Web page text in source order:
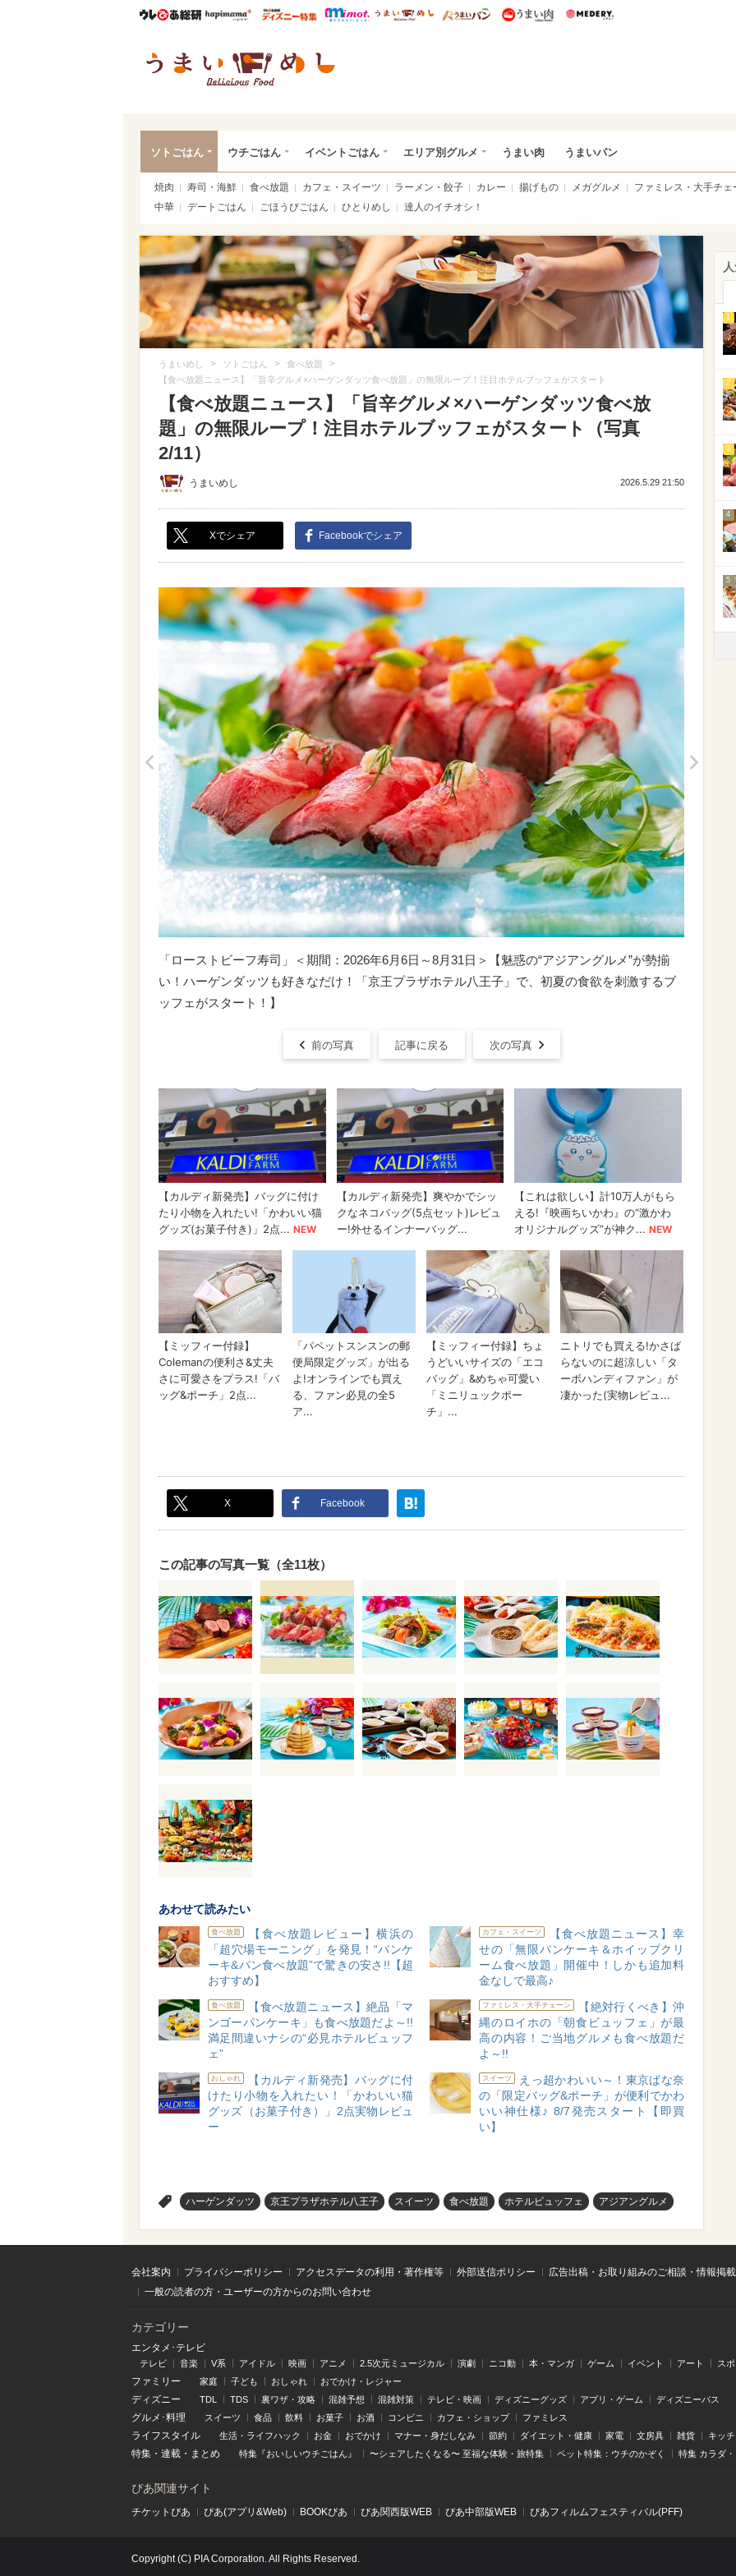
ウレぴあ総研ハピママ* ウレぴあ総研 ディズニー特集
mimot. うまいめし うまいパン うまい肉
ソトごはん ウチごはん イベントごはん エリア別グルメ うまい肉 うまいパン
焼肉 寿司・海鮮 食べ放題 カフェ・スイーツ ラーメン・餃子 カレー 揚げもの メガグルメ
ファミレス・大手チェ
中華
デートごはん ごほうびごはん ひとりめし 達人のイチオシ！
うまいめし > ソトごはん > 食べ放題 >
【食べ放題ニュース】「旨辛グルメ×ハーゲンダッツ食べ放題」の無限ループ！注目ホテルブッフェがスタート
【食べ放題ニュース】「旨辛グルメ×ハーゲンダッツ食べ放
題」の無限ループ！注目ホテルブッフェがスタート（写真
2/11）
うまいめし 2026.5.29 21:50
Xでシェア Facebookでシェア
「​​​ローストビーフ寿司」＜期間：2026年6月6日～8月31日＞【魅惑の“アジアングルメ”が勢揃
い！ハーゲンダッツも好きなだけ！「京王プラザホテル八王子」で、初夏の食欲を刺激するブ
ッフェがスタート！】
前の写真 記事に戻る 次の写真
X Facebook
この記事の写真一覧（全11枚）
あわせて読みたい
食べ放題
【食べ放題レビュー】横浜の
「超穴場モーニング」を発見！“パンケ
ーキ&パン食べ放題”で驚きの安さ!!【超
おすすめ】
カフェ・スイーツ
【食べ放題ニュース】幸
せの「無限パンケーキ＆ホイップクリ
ーム食べ放題」開催中！しかも追加料
金なしで最高♪
食べ放題
【食べ放題ニュース】絶品「マ
ンゴーパンケーキ」も食べ放題だよ～!!
満足間違いナシの“必見ホテルビュッフ
ェ”
ファミレス・大手チェーン
【絶対行くべき】沖
縄のロイホの「朝食ビュッフェ」が最
高の内容！ご当地グルメも食べ放題だ
よ～!!
おしゃれ
【カルディ新発売】バッグに付
けたり小物を入れたい！「かわいい猫
グッズ（お菓子付き）」2点実物レビュ
ー
スイーツ
えっ超かわいい～！東京ばな奈
の「限定バッグ&ポーチ」が便利でかわ
いい神仕様♪ 8/7発売スタート【即買
い】
ハーゲンダッツ 京王プラザホテル八王子 スイーツ 食べ放題 ホテルビュッフェ アジアングルメ
1
2
3
4
5
会社案内 プライバシーポリシー アクセスデータの利用・著作権等 外部送信ポリシー
広告出稿・お取り組みのご相談・情報掲
一般の読者の方・ユーザーの方からのお問い合わせ
カテゴリー
エンタメ･テレビ
テレビ 音楽 V系 アイドル 映画 アニメ 2.5次元ミュージカル 演劇 ニコ動 本・マンガ ゲーム イベント アート ス
ファミリー 家庭 子ども おしゃれ おでかけ・レジャー
ディズニー TDL TDS 裏ワザ・攻略 混雑予想 混雑対策 テレビ・映画 ディズニーグッズ アプリ・ゲーム ディズニーパス
グルメ･料理 スイーツ 食品 飲料 お菓子 お酒 コンビニ カフェ・ショップ ファミレス
ライフスタイル 生活・ライフハック お金 おでかけ マナー・身だしなみ 節約 ダイエット・健康 家電 文房具 雑貨 キッ
特集 ・ 連載 ・ まとめ 特集『おいしいウチごはん』 〜シェアしたくなる〜 至福な体験・旅特集 ペット特集：ウチのかぞく 特集 カラダ
ぴあ関連サイト
チケットぴあ ぴあ(アプリ&Web) BOOKぴあ ぴあ関⻄版WEB ぴあ中部版WEB ぴあフィルムフェスティバル(PFF)
Copyright (C) PIA Corporation. All Rights Reserved.